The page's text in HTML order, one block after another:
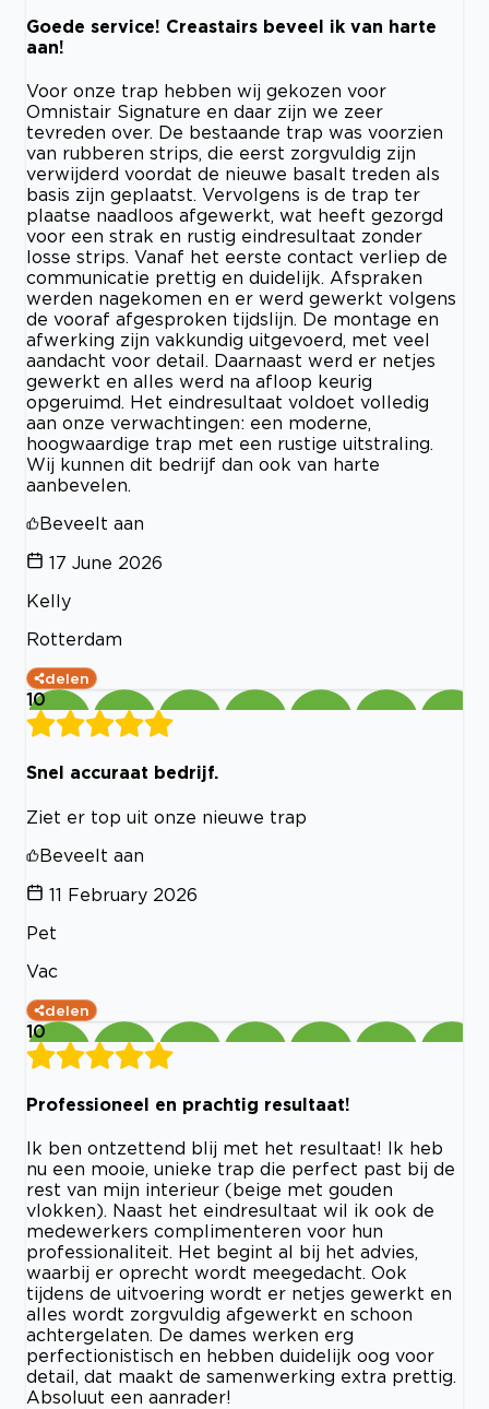
Goede service! Creastairs beveel ik van harte
aan!
Voor onze trap hebben wij gekozen voor
Omnistair Signature en daar zijn we zeer
tevreden over. De bestaande trap was voorzien
van rubberen strips, die eerst zorgvuldig zijn
verwijderd voordat de nieuwe basalt treden als
basis zijn geplaatst. Vervolgens is de trap ter
plaatse naadloos afgewerkt, wat heeft gezorgd
voor een strak en rustig eindresultaat zonder
losse strips. Vanaf het eerste contact verliep de
communicatie prettig en duidelijk. Afspraken
werden nagekomen en er werd gewerkt volgens
de vooraf afgesproken tijdslijn. De montage en
afwerking zijn vakkundig uitgevoerd, met veel
aandacht voor detail. Daarnaast werd er netjes
gewerkt en alles werd na afloop keurig
opgeruimd. Het eindresultaat voldoet volledig
aan onze verwachtingen: een moderne,
hoogwaardige trap met een rustige uitstraling.
Wij kunnen dit bedrijf dan ook van harte
aanbevelen.
Beveelt aan
17 June 2026
Kelly
Rotterdam
delen
10
Snel accuraat bedrijf.
Ziet er top uit onze nieuwe trap
Beveelt aan
11 February 2026
Pet
Vac
delen
10
Professioneel en prachtig resultaat!
Ik ben ontzettend blij met het resultaat! Ik heb
nu een mooie, unieke trap die perfect past bij de
rest van mijn interieur (beige met gouden
vlokken). Naast het eindresultaat wil ik ook de
medewerkers complimenteren voor hun
professionaliteit. Het begint al bij het advies,
waarbij er oprecht wordt meegedacht. Ook
tijdens de uitvoering wordt er netjes gewerkt en
alles wordt zorgvuldig afgewerkt en schoon
achtergelaten. De dames werken erg
perfectionistisch en hebben duidelijk oog voor
detail, dat maakt de samenwerking extra prettig.
Absoluut een aanrader!